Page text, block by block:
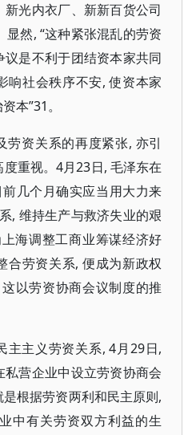
光内衣厂、新新百货公司
然, “这种紧张混乱的劳资
是不利于团结资本家共同
响社会秩序不安, 使资本家
本”31。
劳资关系的再度紧张, 亦引
重视。4月23日, 毛泽东在
几个月确实应当用大力来
, 维持生产与救济失业的艰
海调整工商业筹谋经济好
合劳资关系, 便成为新政权
以劳资协商会议制度的推
主主义劳资关系, 4月29日,
营企业中设立劳资协商会
根据劳资两利和民主原则,
中有关劳资双方利益的生